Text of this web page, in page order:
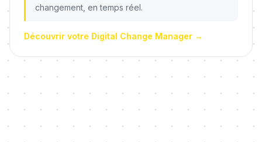
changement, en temps réel.
Découvrir votre Digital Change Manager →